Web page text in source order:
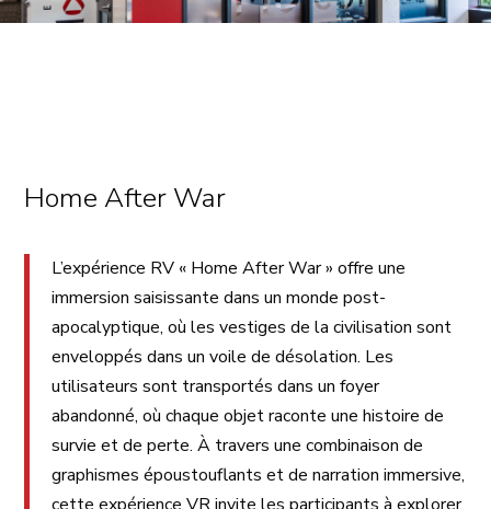
Home After War
L’expérience RV « Home After War » offre une
immersion saisissante dans un monde post-
apocalyptique, où les vestiges de la civilisation sont
enveloppés dans un voile de désolation. Les
utilisateurs sont transportés dans un foyer
abandonné, où chaque objet raconte une histoire de
survie et de perte. À travers une combinaison de
graphismes époustouflants et de narration immersive,